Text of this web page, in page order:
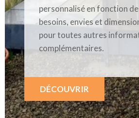
personnalisé en fonction
besoins, envies et
pour toutes autres
complémentaires.
DÉCOUVRIR